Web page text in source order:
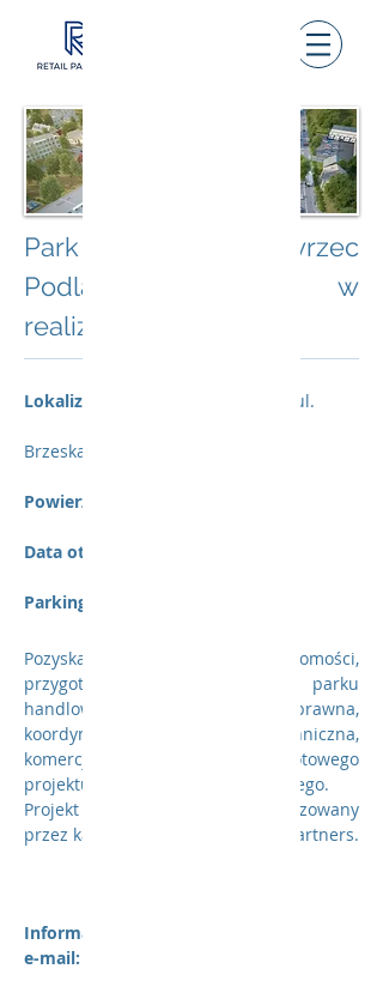
Park Handlowy Międzyrzec
Podlaski - projekt w
realizacji
Lokalizacja: Międzyrzec Podlaski, ul.
Brzeska
Powierzchnia GLA:
Data otwarcia:
Parking:
Pozyskanie nieruchomości,
przygotowanie koncepcji parku
handlowego, obsługa prawna,
koordynacja techniczna,
komercjalizacja, sprzedaż gotowego
projektu do funduszu inwestycyjnego.
Projekt zrealizowany
przez kadrę menadżerską Retail Partners.
Informacje na temat inwestycji
e-mail: